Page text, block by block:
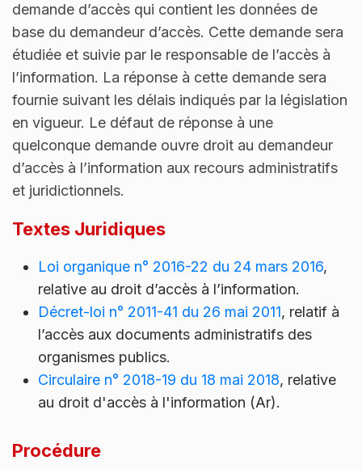
demande d’accès qui contient les données de
base du demandeur d’accès. Cette demande sera
étudiée et suivie par le responsable de l’accès à
l’information. La réponse à cette demande sera
fournie suivant les délais indiqués par la législation
en vigueur. Le défaut de réponse à une
quelconque demande ouvre droit au demandeur
d’accès à l’information aux recours administratifs
et juridictionnels.
Textes Juridiques
Loi organique n° 2016-22 du 24 mars 2016,
relative au droit d’accès à l’information.
Décret-loi n° 2011-41 du 26 mai 2011, relatif à
l’accès aux documents administratifs des
organismes publics.
Circulaire n° 2018-19 du 18 mai 2018, relative
au droit d'accès à l'information (Ar).
Procédure